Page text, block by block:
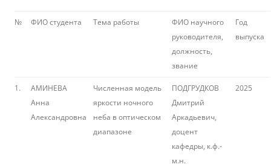
№ ФИО студента Тема работы
ФИО научного
руководителя,
должность,
звание
Год
выпуска
1.
АМИНЕВА
Анна
Александровна
Численная модель
яркости ночного
неба в оптическом
диапазоне
ПОДГРУДКОВ
Дмитрий
Аркадьевич,
доцент
кафедры, к.ф.-
м.н.
2025